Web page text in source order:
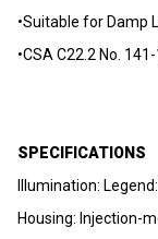
•Suitable for Damp
•CSA C22.2 No.
SPECIFICATIONS
Illumination:
Housing: Injection-